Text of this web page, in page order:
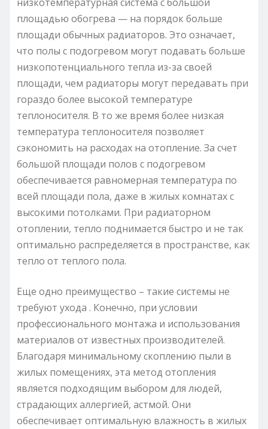
площадью обогрева — на порядок больше
площади обычных радиаторов. Это означает,
что полы с подогревом могут подавать больше
низкопотенциального тепла из-за своей
площади, чем радиаторы могут передавать при
гораздо более высокой температуре
теплоносителя. В то же время более низкая
температура теплоносителя позволяет
сэкономить на расходах на отопление. За счет
большой площади полов с подогревом
обеспечивается равномерная температура по
всей площади пола, даже в жилых комнатах с
высокими потолками. При радиаторном
отоплении, тепло поднимается быстро и не так
оптимально распределяется в пространстве, как
тепло от теплого пола.
Еще одно преимущество – такие системы не
требуют ухода . Конечно, при условии
профессионального монтажа и использования
материалов от известных производителей.
Благодаря минимальному скоплению пыли в
жилых помещениях, эта метод отопления
является подходящим выбором для людей,
страдающих аллергией, астмой. Они
обеспечивает оптимальную влажность в жилых